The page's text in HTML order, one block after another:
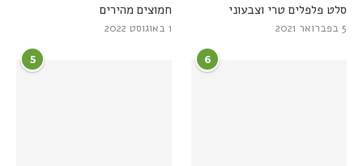
חמוצים מהירים
1 באוגוסט 2022
סלט פלפלים טרי וצבעוני
5 בפברואר 2021
5 6